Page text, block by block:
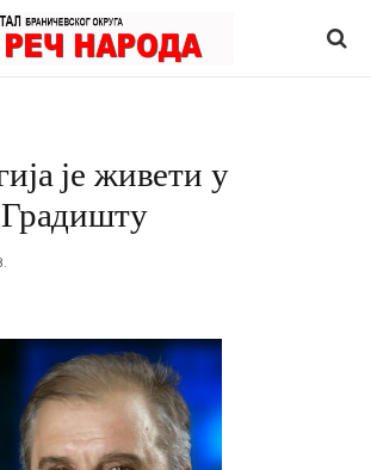
је живети у